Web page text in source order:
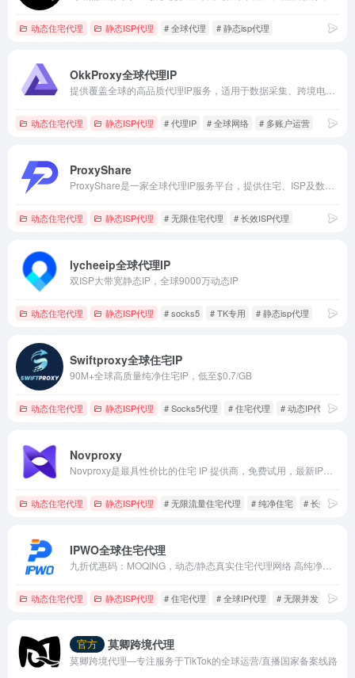
动态住宅代理 静态ISP代理 # 全球代理 # 静态isp代理
OkkProxy全球代理IP
动态住宅代理 静态ISP代理 # 代理IP # 全球网络 # 多账户运营
ProxyShare
动态住宅代理 静态ISP代理 # 无限住宅代理 # 长效ISP代理
lycheeip全球代理IP
双ISP大带宽静态IP，全球9000万动态IP
动态住宅代理 静态ISP代理 # socks5 # TK专用 # 静态isp代理
Swiftproxy全球住宅IP
90M+全球高质量纯净住宅IP，低至$0.7/GB
动态住宅代理 静态ISP代理 # Socks5代理 # 住宅代理 # 动态IP代理
Novproxy
动态住宅代理 静态ISP代理 # 无限流量住宅代理 # 纯净住宅 # 长效ISP代
IPWO全球住宅代理
动态住宅代理 静态ISP代理 # 住宅代理 # 全球IP代理 # 无限并发
官方 莫卿跨境代理
莫卿跨境代理—专注服务于TikTok的全球运营/直播国家备案线路